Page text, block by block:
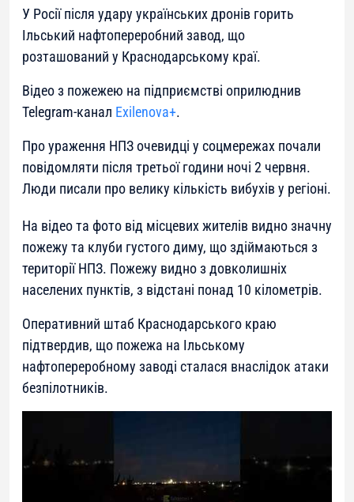
У Росії після удару українських дронів горить
Ільський нафтопереробний завод, що
розташований у Краснодарському краї.
Відео з пожежею на підприємстві оприлюднив
Telegram-канал Exilenova+.
Про ураження НПЗ очевидці у соцмережах почали
повідомляти після третьої години ночі 2 червня.
Люди писали про велику кількість вибухів у регіоні.
На відео та фото від місцевих жителів видно значну
пожежу та клуби густого диму, що здіймаються з
території НПЗ. Пожежу видно з довколишніх
населених пунктів, з відстані понад 10 кілометрів.
Оперативний штаб Краснодарського краю
підтвердив, що пожежа на Ільському
нафтопереробному заводі сталася внаслідок атаки
безпілотників.